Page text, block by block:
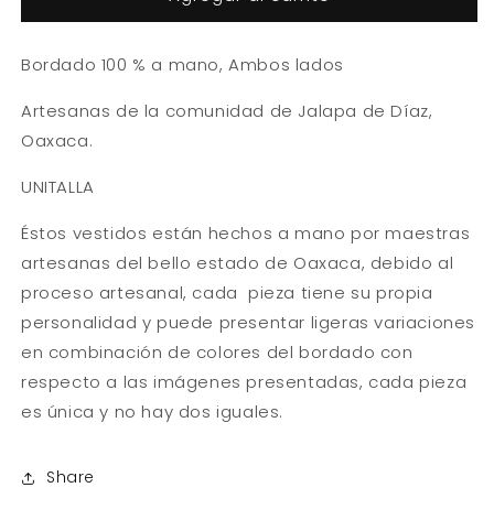
Jalapa
Bordado
mano
/
Lados
Vestido
Jalapa
Bordado
mano
Vestido
Bordado 100 % a mano, Ambos lados
Artesanas de la comunidad de Jalapa de Díaz,
Oaxaca.
UNITALLA
Éstos vestidos están hechos a mano por maestras
artesanas del bello estado de Oaxaca, debido al
proceso artesanal, cada pieza tiene su propia
personalidad y puede presentar ligeras variaciones
en combinación de colores del bordado con
respecto a las imágenes presentadas, cada pieza
es única y no hay dos iguales.
Share